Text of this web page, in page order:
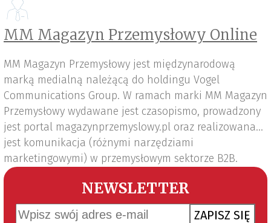
MM Magazyn Przemysłowy Online
MM Magazyn Przemysłowy jest międzynarodową
marką medialną należącą do holdingu Vogel
Communications Group. W ramach marki MM Magazyn
Przemysłowy wydawane jest czasopismo, prowadzony
jest portal magazynprzemyslowy.pl oraz realizowana
jest komunikacja (różnymi narzędziami
marketingowymi) w przemysłowym sektorze B2B.
NEWSLETTER
ZAPISZ SIĘ